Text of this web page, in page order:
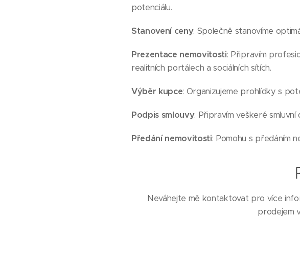
potenciálu.
Stanovení ceny: Společně stanovíme
Prezentace nemovitosti: Připravím
realitních portálech a sociálních sítích.
Výběr kupce: Organizujeme prohlídky s
Podpis smlouvy: Připravím veškeré
Předání nemovitosti: Pomohu s předáním
Neváhejte mě kontaktovat pro více
prodejem